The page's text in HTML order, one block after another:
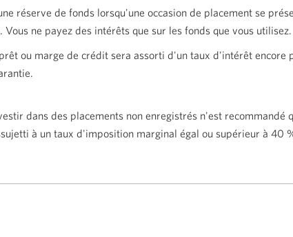
réserve de fonds lorsqu'une occasion de placement se
ne payez des intérêts que sur les fonds que vous utilisez.
ou marge de crédit sera assorti d'un taux d'intérêt
dans des placements non enregistrés n'est recommandé
à un taux d'imposition marginal égal ou supérieur à 40